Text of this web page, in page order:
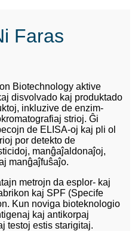
Faras
Biotechnology aktive
disvolvado kaj produktado
inkluzive de enzim-
strioj. Ĝi
de ELISA-oj kaj pli ol
por detekto de
manĝaĵaldonaĵoj,
manĝaĵfuŝaĵo.
metrojn da esplor- kaj
kaj SPF (Specife
Kun noviga bioteknologio
kaj antikorpaj
testoj estis starigitaj.